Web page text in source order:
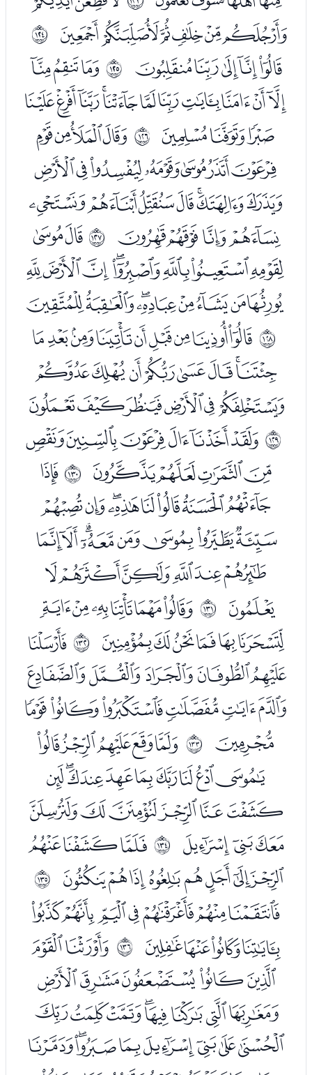
ﭲﭳﭴﭵﭶﭷ ﱻ
ﭹﭺﭻﭼﭽ ﱼ ﭿﮀﮁ
ﮂﮃﮄﮅﮆﮇﮈﮉﮊﮋﮌ
ﮍﮎﮏ ﱽ ﮑﮒﮓﮔ
ﮕﮖﮗﮘﮙﮚﮛ
ﮜﮝﮞﮟﮠﮡﮢ
ﮣﮤﮥﮦ ﱾﮨﮩ
ﮪﮫﮬﮭﮮﮯﮰﮱ
ﯓﯔﯕﯖﯗﯘﯙﯚ
ﱿ ﯜﯝﯞﯟﯠﯡﯢﯣﯤ
ﯥﯦﯧﯨﯩﯪﯫﯬ
ﯭﯮﯯﯰﯱﯲ
ﲀﯴﯵﯶﯷﯸﯹ
ﯺﯻﯼﯽ ﲁﭑ
ﭒﭓﭔﭕﭖﭗﭘﭙ
ﭚﭛﭜﭝﭞﭟﭠﭡ
ﭢﭣﭤﭥﭦﭧ
ﭨ ﲂ ﭪﭫﭬﭭﭮﭯ
ﭰﭱﭲﭳﭴﭵ ﲃﭷ
ﭸﭹﭺﭻﭼ
ﭽﭾﭿﮀﮁﮂ
ﮃ ﲄ ﮅﮆﮇﮈﮉ
ﮊﮋﮌﮍﮎﮏﮐﮑﮒ
ﮓﮔﮕﮖﮗﮘ
ﮙﮚﮛ ﲅ ﮝﮞﮟ
ﮠﮡﮢﮣﮤﮥﮦﮧ ﲆ
ﮩﮪﮫﮬﮭﮮﮯ
ﮰﮱﯓﯔ ﲇ ﯖﯗ
ﯘﯙﯚﯛﯜ
ﯝﯞﯟﯠﯡﯢﯣﯤ
ﯥﯦﯧﯨﯩﯪﯫﯬ